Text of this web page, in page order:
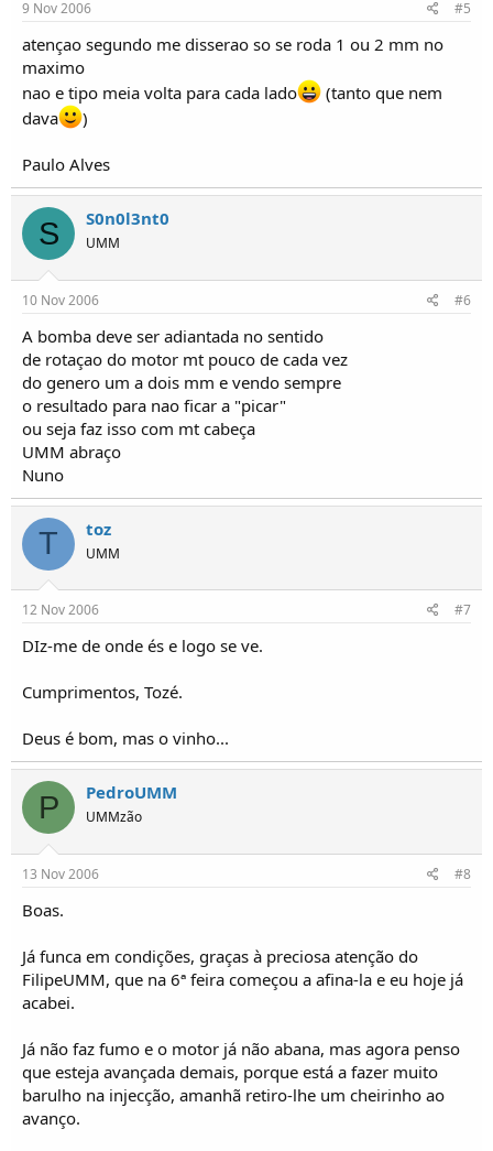
9 Nov 2006 #5
atençao segundo me disserao so se roda 1 ou 2 mm no
maximo
nao e tipo meia volta para cada lado
(tanto que nem
dava
)
Paulo Alves
S S0n0l3nt0
UMM
10 Nov 2006 #6
A bomba deve ser adiantada no sentido
de rotaçao do motor mt pouco de cada vez
do genero um a dois mm e vendo sempre
o resultado para nao ficar a "picar"
ou seja faz isso com mt cabeça
UMM abraço
Nuno
T toz
UMM
12 Nov 2006 #7
DIz-me de onde és e logo se ve.
Cumprimentos, Tozé.
Deus é bom, mas o vinho...
P PedroUMM
UMMzão
13 Nov 2006 #8
Boas.
Já funca em condições, graças à preciosa atenção do
FilipeUMM, que na 6ª feira começou a afina-la e eu hoje já
acabei.
Já não faz fumo e o motor já não abana, mas agora penso
que esteja avançada demais, porque está a fazer muito
barulho na injecção, amanhã retiro-lhe um cheirinho ao
avanço.